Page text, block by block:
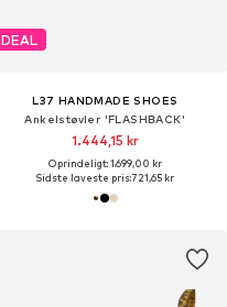
DEAL
L37 HANDMADE SHOES
Ankelstøvler 'FLASHBACK'
1.444,15 kr
Oprindeligt: 1.699,00 kr
Sidste laveste pris:721,65 kr